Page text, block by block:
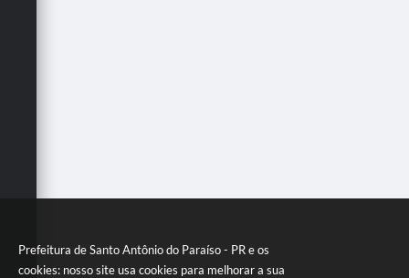
Prefeitura de Santo Antônio do Paraíso - PR e os
cookies: nosso site usa cookies para melhorar a sua